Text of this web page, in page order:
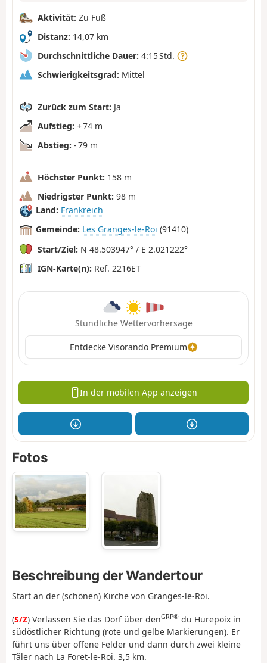
Aktivität: Zu Fuß
Distanz: 14,07 km
Durchschnittliche Dauer: 4:15 Std.
Schwierigkeitsgrad: Mittel
Zurück zum Start: Ja
Aufstieg: + 74 m
Abstieg: - 79 m
Höchster Punkt: 158 m
Niedrigster Punkt: 98 m
Land: Frankreich
Gemeinde: Les Granges-le-Roi (91410)
Start/Ziel: N 48.503947° / E 2.021222°
IGN-Karte(n): Ref. 2216ET
Stündliche Wettervorhersage
Entdecke Visorando Premium
In der mobilen App anzeigen
Fotos
Beschreibung der Wandertour
Start an der (schönen) Kirche von Granges-le-Roi.
(S/Z) Verlassen Sie das Dorf über denGRP® du Hurepoix in
südöstlicher Richtung (rote und gelbe Markierungen). Er
führt uns über offene Felder und dann durch zwei kleine
Täler nach La Foret-le-Roi. 3,5 km.